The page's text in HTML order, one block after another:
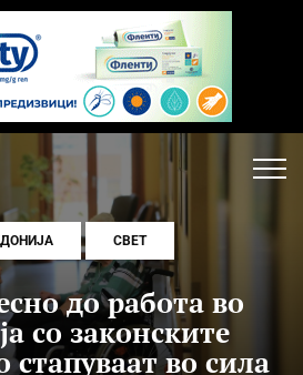
СВЕТ
до работа во
со законските
во сила